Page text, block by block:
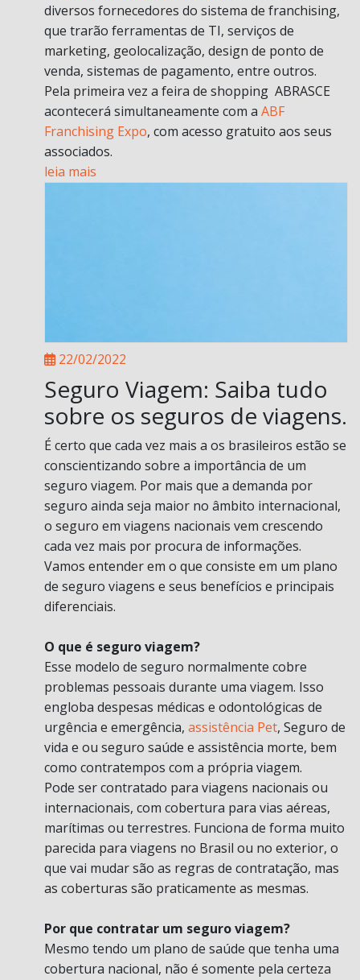
diversos fornecedores do sistema de franchising,
que trarão ferramentas de TI, serviços de
marketing, geolocalização, design de ponto de
venda, sistemas de pagamento, entre outros.
Pela primeira vez a feira de shopping ABRASCE
acontecerá simultaneamente com a ABF
Franchising Expo, com acesso gratuito aos seus
associados.
leia mais
22/02/2022
Seguro Viagem: Saiba tudo
sobre os seguros de viagens.
É certo que cada vez mais a os brasileiros estão se
conscientizando sobre a importância de um
seguro viagem. Por mais que a demanda por
seguro ainda seja maior no âmbito internacional,
o seguro em viagens nacionais vem crescendo
cada vez mais por procura de informações.
Vamos entender em o que consiste em um plano
de seguro viagens e seus benefícios e principais
diferenciais.
O que é seguro viagem?
Esse modelo de seguro normalmente cobre
problemas pessoais durante uma viagem. Isso
engloba despesas médicas e odontológicas de
urgência e emergência, assistência Pet, Seguro de
vida e ou seguro saúde e assistência morte, bem
como contratempos com a própria viagem.
Pode ser contratado para viagens nacionais ou
internacionais, com cobertura para vias aéreas,
marítimas ou terrestres. Funciona de forma muito
parecida para viagens no Brasil ou no exterior, o
que vai mudar são as regras de contratação, mas
as coberturas são praticamente as mesmas.
Por que contratar um seguro viagem?
Mesmo tendo um plano de saúde que tenha uma
cobertura nacional, não é somente pela certeza